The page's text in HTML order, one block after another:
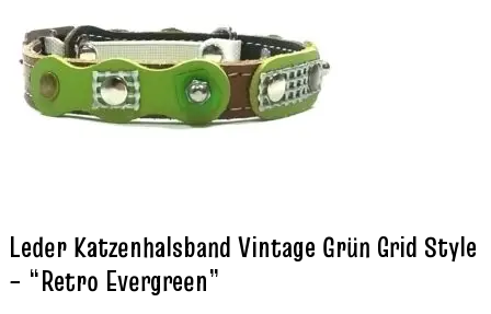
Leder Katzenhalsband Vintage Grün Grid Style
– “Retro Evergreen”